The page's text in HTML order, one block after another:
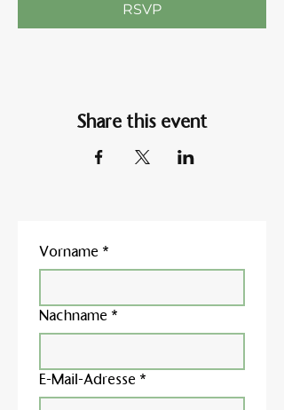
RSVP
Share this event
Vorname *
Nachname *
E-Mail-Adresse *